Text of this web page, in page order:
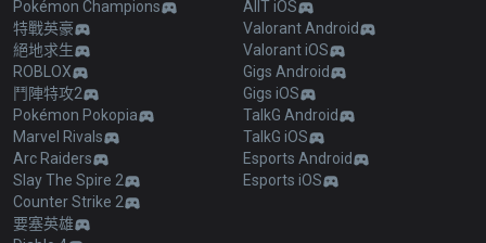
Pokémon Champions
特戰英豪
絕地求生
ROBLOX
鬥陣特攻2
Pokémon Pokopia
Marvel Rivals
Arc Raiders
Slay The Spire 2
Counter Strike 2
要塞英雄
AllT iOS
Valorant Android
Valorant iOS
Gigs Android
Gigs iOS
TalkG Android
TalkG iOS
Esports Android
Esports iOS